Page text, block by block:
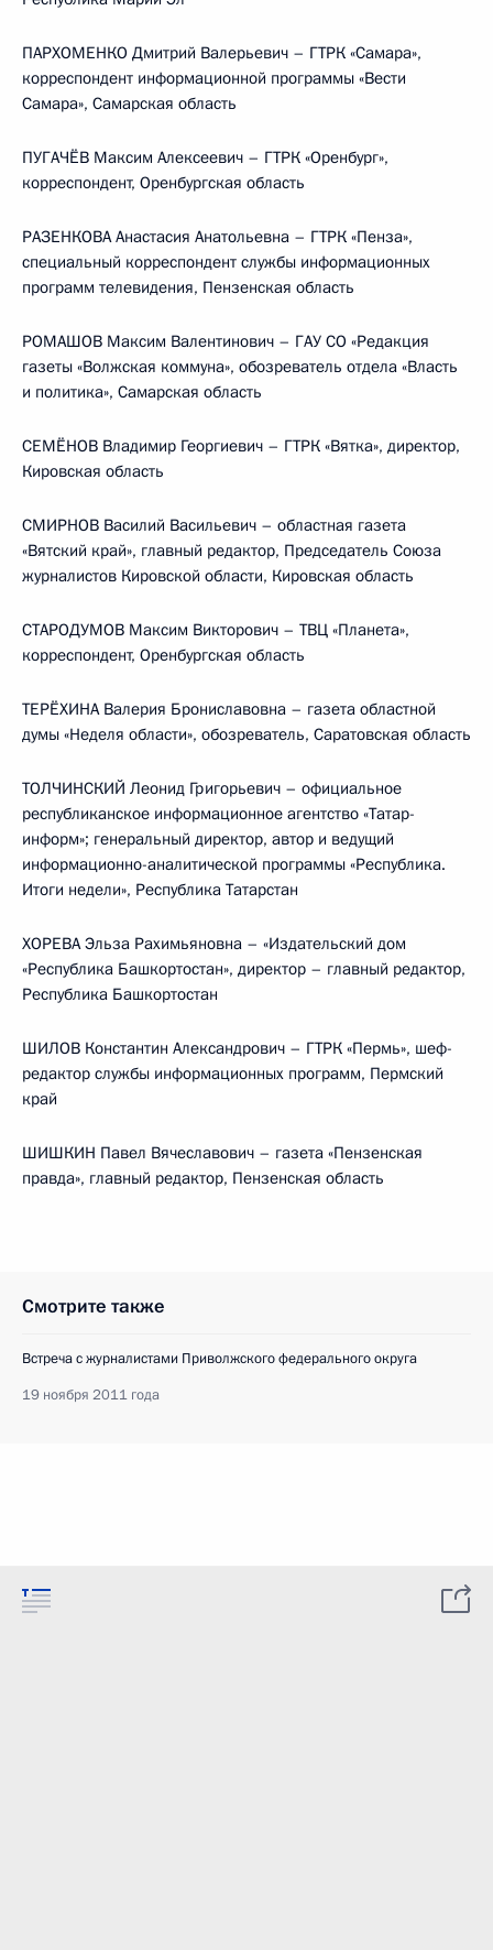
ПАРХОМЕНКО Дмитрий Валерьевич – ГТРК «Самара»,
корреспондент информационной программы «Вести
Самара», Самарская область
ПУГАЧЁВ Максим Алексеевич – ГТРК «Оренбург»,
корреспондент, Оренбургская область
РАЗЕНКОВА Анастасия Анатольевна – ГТРК «Пенза»,
специальный корреспондент службы информационных
программ телевидения, Пензенская область
РОМАШОВ Максим Валентинович – ГАУ СО «Редакция
газеты «Волжская коммуна», обозреватель отдела «Власть
и политика», Самарская область
СЕМЁНОВ Владимир Георгиевич – ГТРК «Вятка», директор,
Кировская область
СМИРНОВ Василий Васильевич – областная газета
«Вятский край», главный редактор, Председатель Союза
журналистов Кировской области, Кировская область
СТАРОДУМОВ Максим Викторович – ТВЦ «Планета»,
корреспондент, Оренбургская область
ТЕРЁХИНА Валерия Брониславовна – газета областной
думы «Неделя области», обозреватель, Саратовская область
ТОЛЧИНСКИЙ Леонид Григорьевич – официальное
республиканское информационное агентство «Татар-
информ»; генеральный директор, автор и ведущий
информационно-аналитической программы «Республика.
Итоги недели», Республика Татарстан
ХОРЕВА Эльза Рахимьяновна – «Издательский дом
«Республика Башкортостан», директор – главный редактор,
Республика Башкортостан
ШИЛОВ Константин Александрович – ГТРК «Пермь», шеф-
редактор службы информационных программ, Пермский
край
ШИШКИН Павел Вячеславович – газета «Пензенская
правда», главный редактор, Пензенская область
Смотрите также
Встреча с журналистами Приволжского федерального округа
19 ноября 2011 года